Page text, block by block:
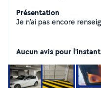
Présentation
Aucun avis pour l'instant